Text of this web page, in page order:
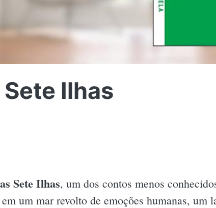
Ilhas
Sete Ilhas, um dos contos menos
um mar revolto de emoções humanas, um